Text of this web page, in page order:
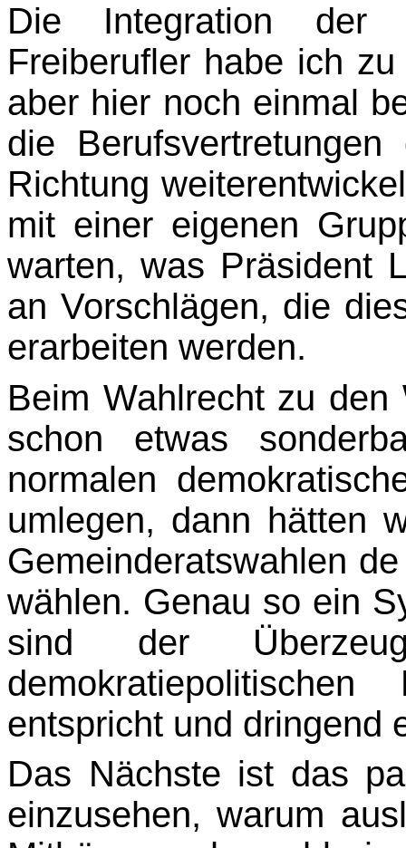
Die Integration der
Freiberufler habe ich
aber hier noch einmal
die
Richtung
mit einer eigenen
warten, was Präsident
an Vorschlägen, die
erar­beiten werden.
Beim Wahlrecht zu den
schon etwas
normalen
umlegen, dann hätten
Gemeinderatswahlen
wählen. Genau so ein
sind der
entspricht und dringend
Das Nächste ist das
einzusehen, warum